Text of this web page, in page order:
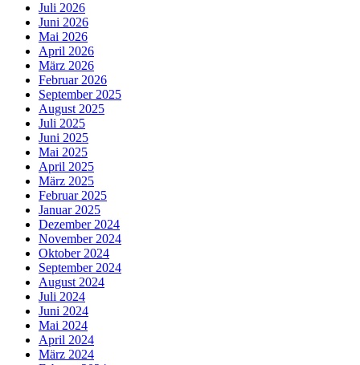
Juli 2026
Juni 2026
Mai 2026
April 2026
März 2026
Februar 2026
September 2025
August 2025
Juli 2025
Juni 2025
Mai 2025
April 2025
März 2025
Februar 2025
Januar 2025
Dezember 2024
November 2024
Oktober 2024
September 2024
August 2024
Juli 2024
Juni 2024
Mai 2024
April 2024
März 2024